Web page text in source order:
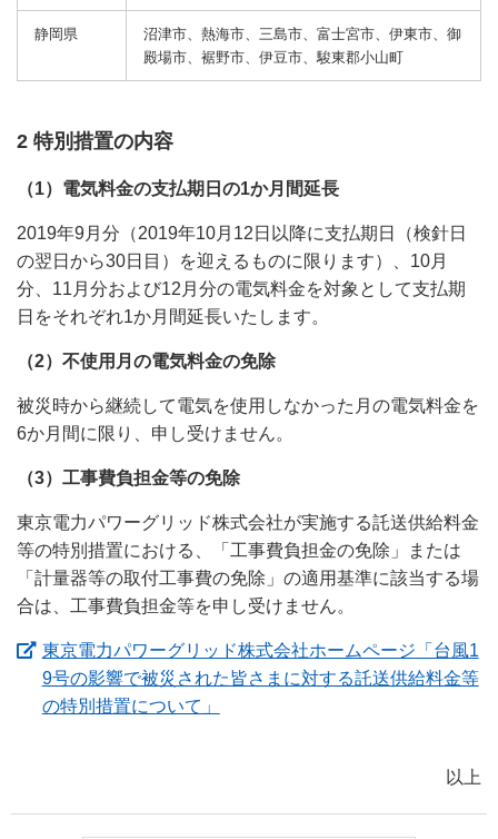
静岡県
沼津市、熱海市、三島市、富士宮市、伊東市、御
殿場市、裾野市、伊豆市、駿東郡小山町
2 特別措置の内容
（1）電気料金の支払期日の1か月間延長
2019年9月分（2019年10月12日以降に支払期日（検針日
の翌日から30日目）を迎えるものに限ります）、10月
分、11月分および12月分の電気料金を対象として支払期
日をそれぞれ1か月間延長いたします。
（2）不使用月の電気料金の免除
被災時から継続して電気を使用しなかった月の電気料金を
6か月間に限り、申し受けません。
（3）工事費負担金等の免除
東京電力パワーグリッド株式会社が実施する託送供給料金
等の特別措置における、「工事費負担金の免除」または
「計量器等の取付工事費の免除」の適用基準に該当する場
合は、工事費負担金等を申し受けません。
東京電力パワーグリッド株式会社ホームページ「台風1
9号の影響で被災された皆さまに対する託送供給料金等
の特別措置について」
以上